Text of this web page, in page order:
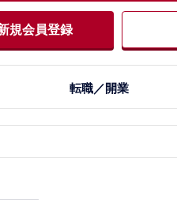
規会員登録
転職／開業